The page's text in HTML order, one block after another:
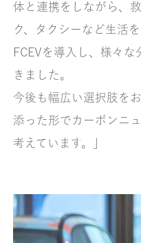
体と連携をしながら、
ク、タクシーなど生活
FCEVを導入し、様々
きました。
今後も幅広い選択肢を
添った形でカーボンニ
考えています。」